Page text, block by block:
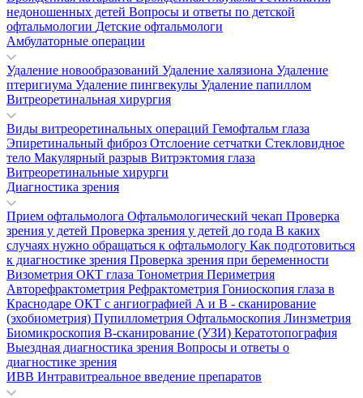
недоношенных детей Вопросы и ответы по детской
офтальмологии Детские офтальмологи
Амбулаторные операции
Удаление новообразований Удаление халязиона Удаление
птеригиума Удаление пингвекулы Удаление папиллом
Витреоретинальная хирургия
Виды витреоретинальных операций Гемофтальм глаза
Эпиретинальный фиброз Отслоение сетчатки Стекловидное
тело Макулярный разрыв Витрэктомия глаза
Витреоретинальные хирурги
Диагностика зрения
Прием офтальмолога Офтальмологический чекап Проверка
зрения у детей Проверка зрения у детей до года В каких
случаях нужно обращаться к офтальмологу Как подготовиться
к диагностике зрения Проверка зрения при беременности
Визометрия ОКТ глаза Тонометрия Периметрия
Авторефрактометрия Рефрактометрия Гониоскопия глаза в
Краснодаре ОКТ с ангиографией А и В - сканирование
(эхобиометрия) Пупиллометрия Офтальмоскопия Линзметрия
Биомикроскопия В-сканирование (УЗИ) Кератотопография
Выездная диагностика зрения Вопросы и ответы о
диагностике зрения
ИВВ Интравитреальное введение препаратов